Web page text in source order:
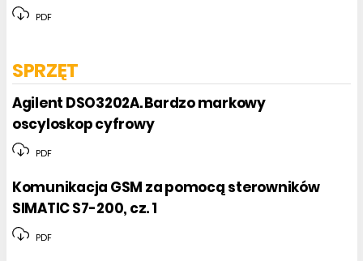
PDF
SPRZĘT
Agilent DSO3202A. Bardzo markowy
oscyloskop cyfrowy
PDF
Komunikacja GSM za pomocą sterowników
SIMATIC S7-200, cz. 1
PDF